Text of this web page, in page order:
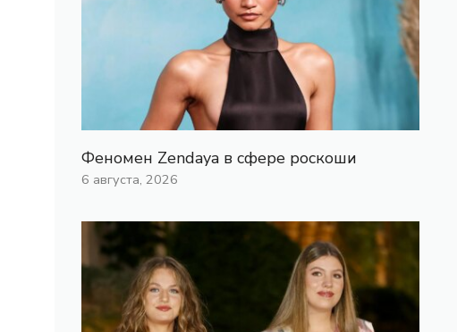
Феномен Zendaya в сфере роскоши
6 августа, 2026